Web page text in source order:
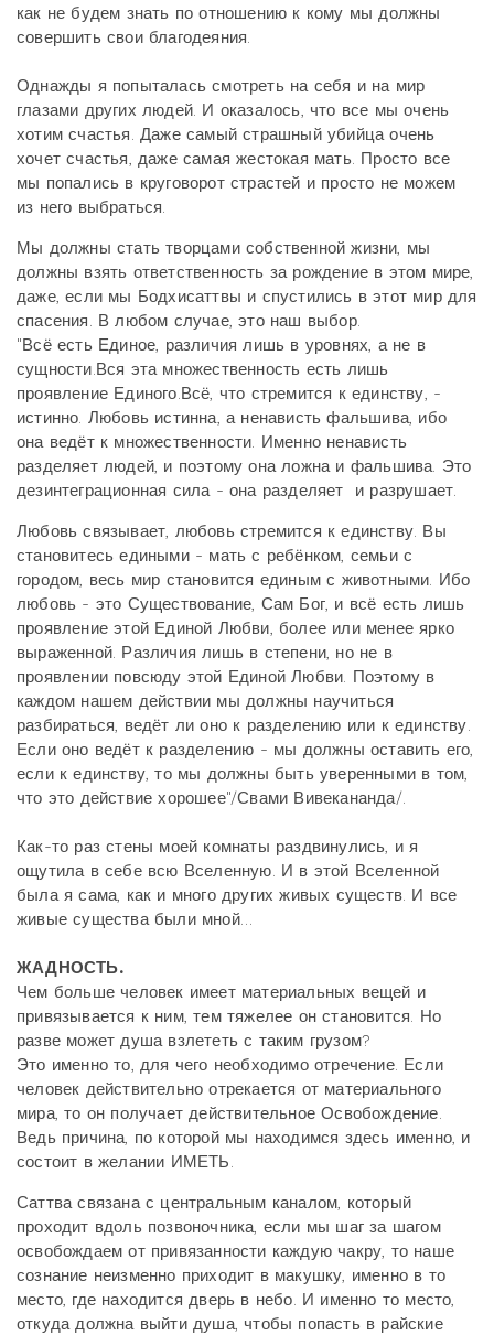
как не будем знать по отношению к кому мы должны
совершить свои благодеяния.
Однажды я попыталась смотреть на себя и на мир
глазами других людей. И оказалось, что все мы очень
хотим счастья. Даже самый страшный убийца очень
хочет счастья, даже самая жестокая мать. Просто все
мы попались в круговорот страстей и просто не можем
из него выбраться.
Мы должны стать творцами собственной жизни, мы
должны взять ответственность за рождение в этом мире,
даже, если мы Бодхисаттвы и спустились в этот мир для
спасения. В любом случае, это наш выбор.
"Всё есть Единое, различия лишь в уровнях, а не в
сущности.Вся эта множественность есть лишь
проявление Единого.Всё, что стремится к единству, -
истинно. Любовь истинна, а ненависть фальшива, ибо
она ведёт к множественности. Именно ненависть
разделяет людей, и поэтому она ложна и фальшива. Это
дезинтеграционная сила - она разделяет и разрушает.
Любовь связывает, любовь стремится к единству. Вы
становитесь едиными - мать с ребёнком, семьи с
городом, весь мир становится единым с животными. Ибо
любовь - это Существование, Сам Бог, и всё есть лишь
проявление этой Единой Любви, более или менее ярко
выраженной. Различия лишь в степени, но не в
проявлении повсюду этой Единой Любви. Поэтому в
каждом нашем действии мы должны научиться
разбираться, ведёт ли оно к разделению или к единству.
Если оно ведёт к разделению - мы должны оставить его,
если к единству, то мы должны быть уверенными в том,
что это действие хорошее"/Свами Вивекананда/.
Как-то раз стены моей комнаты раздвинулись, и я
ощутила в себе всю Вселенную. И в этой Вселенной
была я сама, как и много других живых существ. И все
живые существа были мной…
ЖАДНОСТЬ.
Чем больше человек имеет материальных вещей и
привязывается к ним, тем тяжелее он становится. Но
разве может душа взлететь с таким грузом?
Это именно то, для чего необходимо отречение. Если
человек действительно отрекается от материального
мира, то он получает действительное Освобождение.
Ведь причина, по которой мы находимся здесь именно, и
состоит в желании ИМЕТЬ.
Саттва связана с центральным каналом, который
проходит вдоль позвоночника, если мы шаг за шагом
освобождаем от привязанности каждую чакру, то наше
сознание неизменно приходит в макушку, именно в то
место, где находится дверь в небо. И именно то место,
откуда должна выйти душа, чтобы попасть в райские